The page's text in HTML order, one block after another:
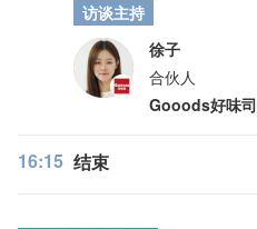
访谈主持
徐子
合伙人
Gooods好味司
16:15 结束